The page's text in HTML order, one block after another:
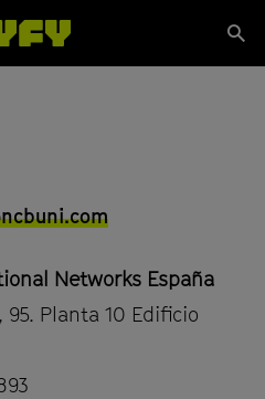
Networks España
Planta 10 Edificio